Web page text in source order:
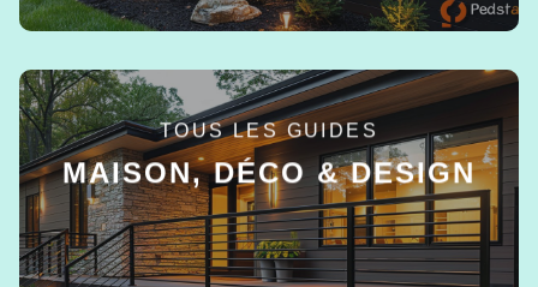
TOUS LES GUIDES
MAISON, DÉCO & DESIGN
EN SAVOIR +